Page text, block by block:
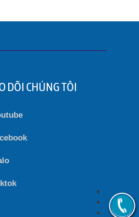
DÕI CHÚNG TÔI